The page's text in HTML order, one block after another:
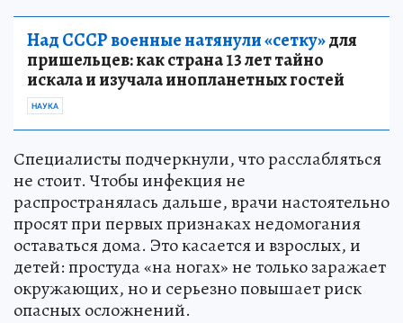
Над СССР военные натянули «сетку»для
пришельцев: как страна 13 лет тайно
искала и изучала инопланетных гостей
НАУКА
Специалисты подчеркнули, что расслабляться
не стоит. Чтобы инфекция не
распространялась дальше, врачи настоятельно
просят при первых признаках недомогания
оставаться дома. Это касается и взрослых, и
детей: простуда «на ногах» не только заражает
окружающих, но и серьезно повышает риск
опасных осложнений.